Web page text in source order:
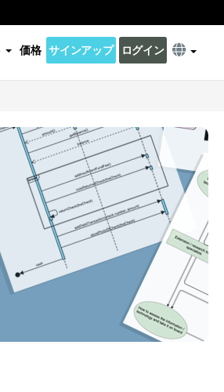
価格 サインアップ ログイン